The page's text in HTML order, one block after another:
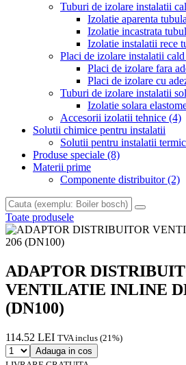
Tuburi de izolare instalatii
Izolatie aparenta
Izolatie incastrata
Izolatie instalatii rece
Placi de izolare instalatii
Placi de izolare fara
Placi de izolare cu
Tuburi de izolare instalatii
Izolatie solara
Accesorii izolatii tehnice (4)
Solutii chimice pentru instalatii
Solutii pentru instalatii
Produse speciale (8)
Materii prime
Componente distribuitor(2)
Toate produsele
ADAPTOR
VENTILATIE INLINE
(DN100)
114.52 LEI TVA inclus (21%)
Adauga in cos